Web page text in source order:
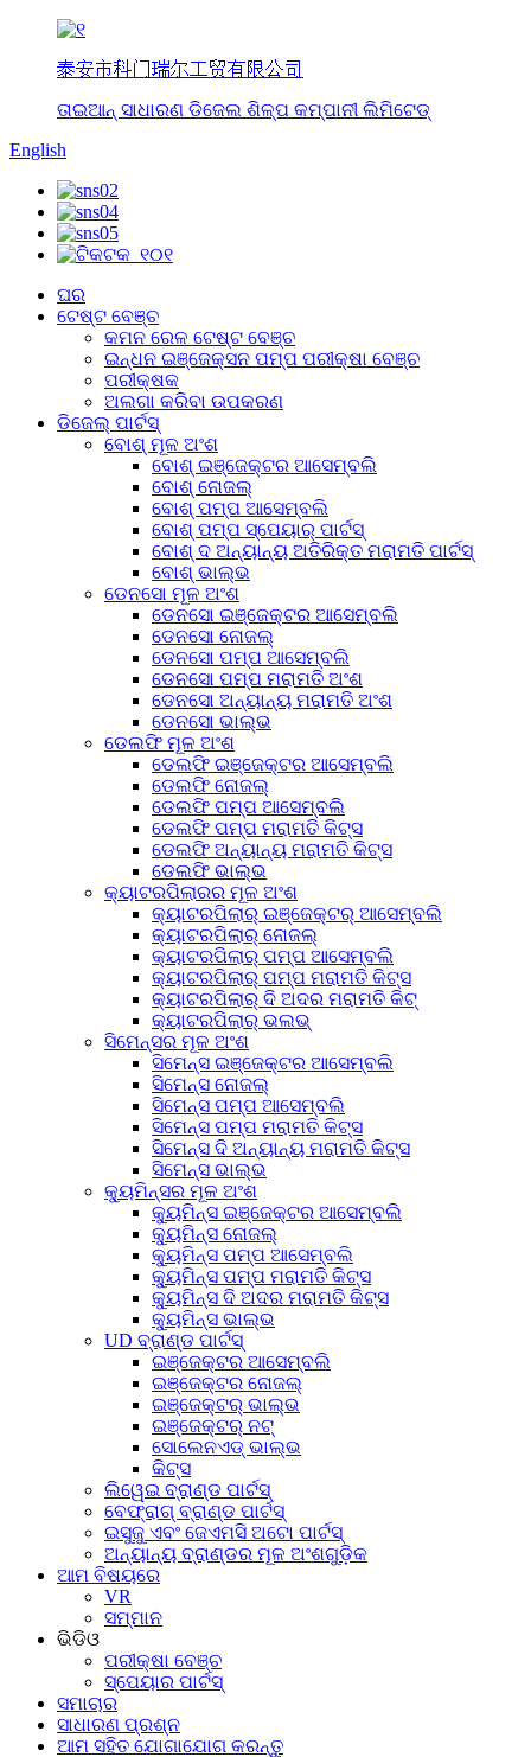
泰安市科门瑞尔工贸有限公司
ତାଇଆନ୍ ସାଧାରଣ ଡିଜେଲ ଶିଳ୍ପ କମ୍ପାନୀ ଲିମିଟେଡ୍
English
ଘର
ଟେଷ୍ଟ ବେଞ୍ଚ
କମନ ରେଳ ଟେଷ୍ଟ ବେଞ୍ଚ
ଇନ୍ଧନ ଇଞ୍ଜେକ୍ସନ ପମ୍ପ ପରୀକ୍ଷା ବେଞ୍ଚ
ପରୀକ୍ଷକ
ଅଲଗା କରିବା ଉପକରଣ
ଡିଜେଲ୍ ପାର୍ଟସ୍
ବୋଶ୍ ମୂଳ ଅଂଶ
ବୋଶ୍ ଇଞ୍ଜେକ୍ଟର ଆସେମ୍ବଲି
ବୋଶ୍ ନୋଜଲ୍
ବୋଶ୍ ପମ୍ପ ଆସେମ୍ବଲି
ବୋଶ୍ ପମ୍ପ ସ୍ପେୟାର୍ ପାର୍ଟସ୍
ବୋଶ୍ ଦ ଅନ୍ୟାନ୍ୟ ଅତିରିକ୍ତ ମରାମତି ପାର୍ଟସ୍
ବୋଶ୍ ଭାଲ୍ଭ
ଡେନସୋ ମୂଳ ଅଂଶ
ଡେନସୋ ଇଞ୍ଜେକ୍ଟର ଆସେମ୍ବଲି
ଡେନସୋ ନୋଜଲ୍
ଡେନସୋ ପମ୍ପ ଆସେମ୍ବଲି
ଡେନସୋ ପମ୍ପ ମରାମତି ଅଂଶ
ଡେନସୋ ଅନ୍ୟାନ୍ୟ ମରାମତି ଅଂଶ
ଡେନସୋ ଭାଲ୍ଭ
ଡେଲଫି ମୂଳ ଅଂଶ
ଡେଲଫି ଇଞ୍ଜେକ୍ଟର ଆସେମ୍ବଲି
ଡେଲଫି ନୋଜଲ୍
ଡେଲଫି ପମ୍ପ ଆସେମ୍ବଲି
ଡେଲଫି ପମ୍ପ ମରାମତି କିଟ୍ସ
ଡେଲଫି ଅନ୍ୟାନ୍ୟ ମରାମତି କିଟ୍ସ
ଡେଲଫି ଭାଲ୍ଭ
କ୍ୟାଟରପିଲାରର ମୂଳ ଅଂଶ
କ୍ୟାଟରପିଲାର୍ ଇଞ୍ଜେକ୍ଟର୍ ଆସେମ୍ବଲି
କ୍ୟାଟରପିଲାର୍ ନୋଜଲ୍
କ୍ୟାଟରପିଲାର୍ ପମ୍ପ ଆସେମ୍ବଲି
କ୍ୟାଟରପିଲାର୍ ପମ୍ପ ମରାମତି କିଟ୍ସ
କ୍ୟାଟରପିଲାର୍ ଦି ଅଦର ମରାମତି କିଟ୍
କ୍ୟାଟରପିଲାର୍ ଭଲଭ୍
ସିମେନ୍ସର ମୂଳ ଅଂଶ
ସିମେନ୍ସ ଇଞ୍ଜେକ୍ଟର ଆସେମ୍ବଲି
ସିମେନ୍ସ ନୋଜଲ୍
ସିମେନ୍ସ ପମ୍ପ ଆସେମ୍ବଲି
ସିମେନ୍ସ ପମ୍ପ ମରାମତି କିଟ୍ସ
ସିମେନ୍ସ ଦି ଅନ୍ୟାନ୍ୟ ମରାମତି କିଟ୍ସ
ସିମେନ୍ସ ଭାଲ୍ଭ
କ୍ୟୁମିନ୍ସର ମୂଳ ଅଂଶ
କ୍ୟୁମିନ୍ସ ଇଞ୍ଜେକ୍ଟର ଆସେମ୍ବଲି
କ୍ୟୁମିନ୍ସ ନୋଜଲ୍
କ୍ୟୁମିନ୍ସ ପମ୍ପ ଆସେମ୍ବଲି
କ୍ୟୁମିନ୍ସ ପମ୍ପ ମରାମତି କିଟ୍ସ
କ୍ୟୁମିନ୍ସ ଦି ଅଦର ମରାମତି କିଟ୍ସ
କ୍ୟୁମିନ୍ସ ଭାଲ୍ଭ
UD ବ୍ରାଣ୍ଡ ପାର୍ଟସ୍
ଇଞ୍ଜେକ୍ଟର ଆସେମ୍ବଲି
ଇଞ୍ଜେକ୍ଟର ନୋଜଲ୍
ଇଞ୍ଜେକ୍ଟର୍ ଭାଲ୍ଭ
ଇଞ୍ଜେକ୍ଟର୍ ନଟ୍
ସୋଲେନଏଡ୍ ଭାଲ୍ଭ
କିଟ୍ସ
ଲିୱେଇ ବ୍ରାଣ୍ଡ ପାର୍ଟସ୍
ବେଫ୍ରାଗ୍ ବ୍ରାଣ୍ଡ ପାର୍ଟସ୍
ଇସୁଜୁ ଏବଂ ଜେଏମସି ଅଟୋ ପାର୍ଟସ୍
ଅନ୍ୟାନ୍ୟ ବ୍ରାଣ୍ଡର ମୂଳ ଅଂଶଗୁଡ଼ିକ
ଆମ ବିଷୟରେ
VR
ସମ୍ମାନ
ଭିଡିଓ
ପରୀକ୍ଷା ବେଞ୍ଚ
ସ୍ପେୟାର ପାର୍ଟସ୍‌
ସମାଚାର
ସାଧାରଣ ପ୍ରଶ୍ନ
ଆମ ସହିତ ଯୋଗାଯୋଗ କରନ୍ତୁ